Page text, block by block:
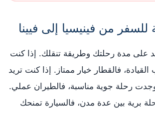
من فينيسيا إلى فيينا
على مدة رحلتك وطريقة تنقلك. إذا كنت
فالقطار خيار ممتاز. إذا كنت تريد
رحلة جوية مناسبة، فالطيران عملي.
برية بين عدة مدن، فالسيارة تمنحك